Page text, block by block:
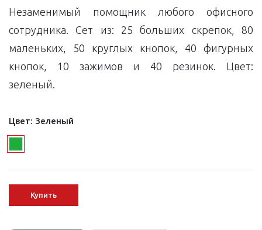
Незаменимый помощник любого офисного
сотрудника. Сет из: 25 больших скрепок, 80
маленьких, 50 круглых кнопок, 40 фигурных
кнопок, 10 зажимов и 40 резинок. Цвет:
зеленый.
Цвет: Зеленый
Купить